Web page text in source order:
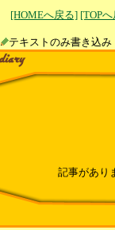
[HOMEへ戻る] [TOP
テキストのみ書
記事があり